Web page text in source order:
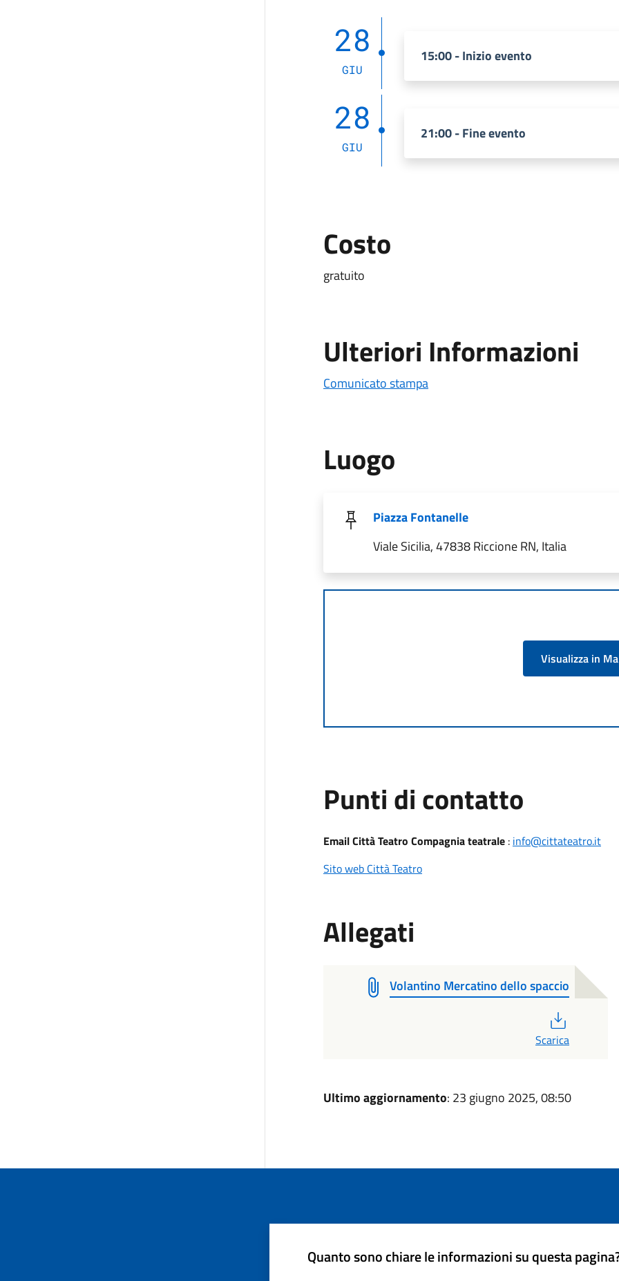
28
GIU
15:00 - Inizio evento
28
GIU
21:00 - Fine evento
Costo
gratuito
Ulteriori Informazioni
Comunicato stampa
Luogo
Piazza Fontanelle
Viale Sicilia, 47838 Riccione RN, Italia
Visualizza in
Punti di contatto
Email Città Teatro Compagnia teatrale: info@cittateatro.it
Sito web Città Teatro
Allegati
Volantino Mercatino dello spaccio
Scarica
Ultimo aggiornamento: 23 giugno 2025, 08:50
Quanto sono chiare le informazioni su questa